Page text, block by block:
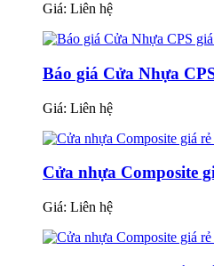
Giá: Liên hệ
Báo giá Cửa Nhựa
Giá: Liên hệ
Cửa nhựa Composite
Giá: Liên hệ